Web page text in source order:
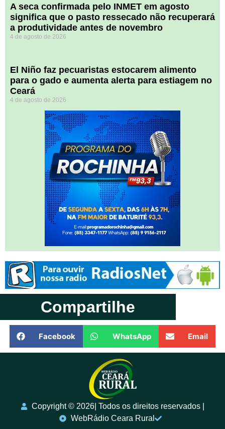
A seca confirmada pelo INMET em agosto
significa que o pasto ressecado não recuperará
a produtividade antes de novembro
4 de agosto de 2026
El Niño faz pecuaristas estocarem alimento
para o gado e aumenta alerta para estiagem no
Ceará
4 de agosto de 2026
Compartilhe
Facebook WhatsApp Email
Copyright ©️ 2026| Todos os direitos reservados |
WebRádio Ceara Rural